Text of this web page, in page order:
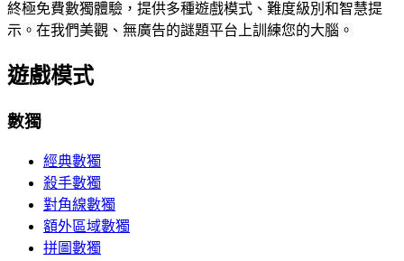
終極免費數獨體驗，提供多種遊戲模式、難度級別和智慧提
示。在我們美觀、無廣告的謎題平台上訓練您的大腦。
遊戲模式
數獨
經典數獨
殺手數獨
對角線數獨
額外區域數獨
拼圖數獨